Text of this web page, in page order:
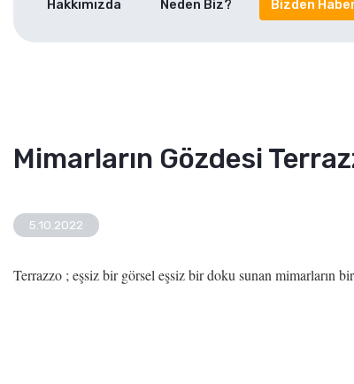
Hakkımızda Neden Biz? Bizden
Mimarların Gözdesi
5.10.2022
Terrazzo ; eşsiz bir görsel eşsiz bir doku sunan mimarların